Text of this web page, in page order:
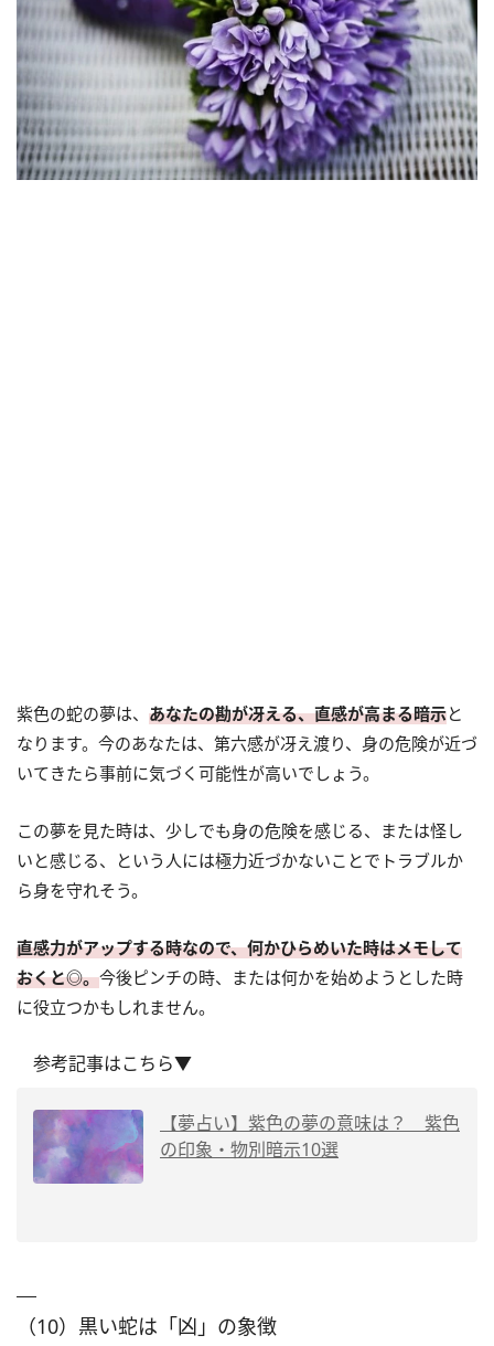
紫色の蛇の夢は、 あなたの勘が冴える、直感が高まる暗示と
なります。今のあなたは、第六感が冴え渡り、身の危険が近づ
いてきたら事前に気づく可能性が高いでしょう。
この夢を見た時は、少しでも身の危険を感じる、または怪し
いと感じる、という人には極力近づかないことでトラブルか
ら身を守れそう。
直感力がアップする時なので、何かひらめいた時はメモして
おくと◎。今後ピンチの時、または何かを始めようとした時
に役立つかもしれません。
参考記事はこちら▼
【夢占い】紫色の夢の意味は？ 紫色
の印象・物別暗示10選
（10）黒い蛇は「凶」の象徴